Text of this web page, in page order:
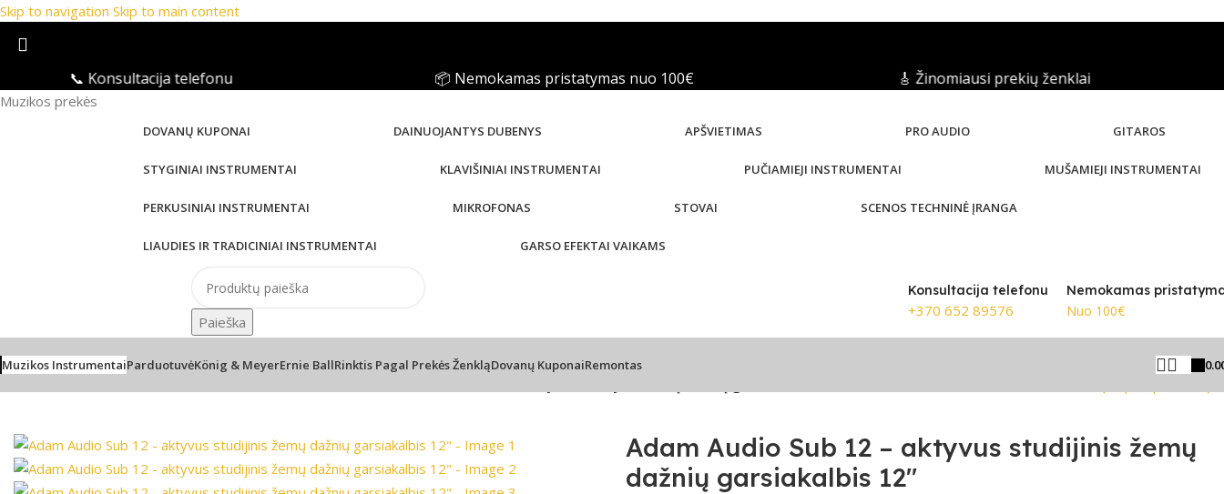
Skip to navigation Skip to main content
📞 Konsultacija telefonu 📦 Nemokamas pristatymas nuo 100€ 🎸 Žinomiausi prekių ženklai
Muzikos prekės
DOVANŲ KUPONAI DAINUOJANTYS DUBENYS APŠVIETIMAS PRO AUDIO GITAROS
STYGINIAI INSTRUMENTAI KLAVIŠINIAI INSTRUMENTAI PUČIAMIEJI INSTRUMENTAI MUŠAMIEJI INSTRUMENTAI
PERKUSINIAI INSTRUMENTAI MIKROFONAS STOVAI SCENOS TECHNINĖ ĮRANGA
LIAUDIES IR TRADICINIAI INSTRUMENTAI GARSO EFEKTAI VAIKAMS
Paieška
Konsultacija telefonu
+370 652 89576
Nemokamas
Nuo 100€
Muzikos InstrumentaiParduotuvėKönig & MeyerErnie BallRinktis Pagal Prekės ŽenkląDovanų KuponaiRemontas
Adam Audio Sub 12 – aktyvus studijinis žemų
dažnių garsiakalbis 12″